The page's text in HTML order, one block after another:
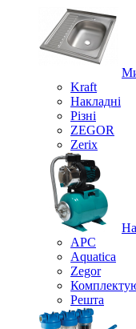
Kraft
Накладні
Різні
ZEGOR
Zerix
APC
Aquatica
Zegor
Решта